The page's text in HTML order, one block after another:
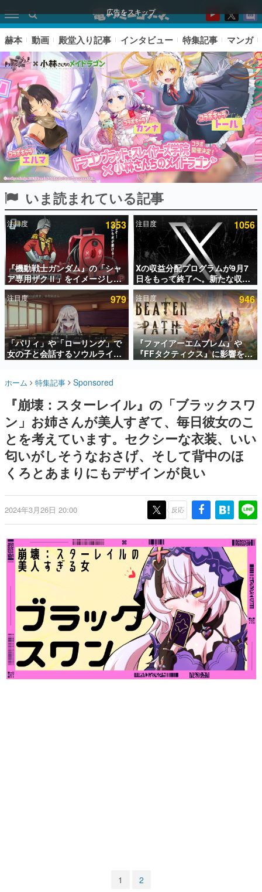
広告をスキップ
ピックアップ
電ファミのいま読まれている記事ランキング
アプリセール情報
インタビュー
連載・特集一覧
殿堂入り記事
SNS拡散数が数千以上！ ページビュー数万以上！ などな
ど。多くの人々に読まれた、電ファミ渾身の“殿堂入り”記
事をまとめました。
名作ゲームクリエイターの方々に製作時のエピソードをお
きます。
赫本
この物語を解いてはいけない。『赫本』は、〈試験問題〉
の形をした短編ホラー小説集です。
新世代に訊く
これからのデジタルゲーム市場を担う若きクリエイター達
ゲーム世代の作家たち
ゲームに多大な影響を受けた作家さんに取材し、ゲームが
画です。
日本モバイルゲーム産業史
日本のモバイルゲーム史における主要なトピック・タイト
ルを網羅するほか、開発者へのインタビューや識者による
解説を掲載。約20年の歴史が一望できる決定版！
若ゲのいたり〜ゲームクリエイターの青春〜
『うつヌケ』『ペンと箸』等で知られるマンガ家・田中圭
一先生によるゲーム業界レポートマンガです。
なんでゲームは面白い？
ゲーム開発者・hamatsu氏がゲームの魅力を画面や操作の
具体的な形から解き明かしていく、硬派で骨太な評論連載
赫本 動画 殿堂入り記事 インタビュー 特集記事 マンガ
いま読まれている記事
注目度 1353
『機動戦士ガンダム』の「シャ
ア専用ザクⅡ」をイメージした
散水ホースリールが予約開始。
本体にはシャアのパーソナルマ
ークやジオン公国軍のエンブレ
ム、型式番号などを配置
注目度 1056
Xの収益分配プログラムが9月7
日をもって終了へ。新たな収益
化制度「Original Content
Rewards Program」を発表
注目度 979
「パリィ」や「ローリング」で
女の子と会話するソウルライク
恋愛ゲーム『小早川さんはソウ
敗すると「YOU DIED」
注目度 946
『ファイアーエムブレム』や
『FFタクティクス』に影響を受
けた新作戦略RPG『Beaten
Switch向けにリリース予定
ホーム 特集記事 Sponsored
『崩壊：スターレイル』の「ブラックスワ
ン」お姉さんが美人すぎて、毎日彼女のこ
とを考えています。セクシーな衣装、いい
匂いがしそうなおさげ、そして背中のほ
くろとあまりにもデザインが良い
2024年3月26日 20:00 反応
1 2